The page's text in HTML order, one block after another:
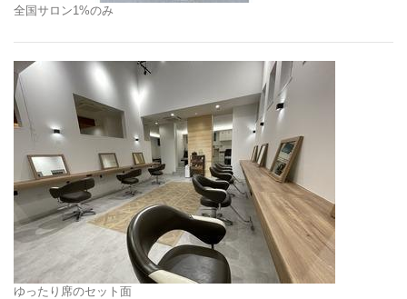
全国サロン1%のみ
ゆったり席のセット面